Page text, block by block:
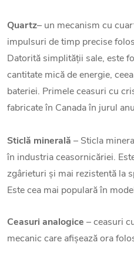
Quartz– un mecanism cu
impulsuri de timp precise
Datorită simplității sale, este
cantitate mică de energie,
bateriei. Primele ceasuri cu
fabricate în Canada în jurul
Sticlă minerală – Sticla
în industria ceasornicăriei.
zgârieturi și mai rezistentă la
Este cea mai populară în
Ceasuri analogice – ceasuri
mecanic care afișează ora